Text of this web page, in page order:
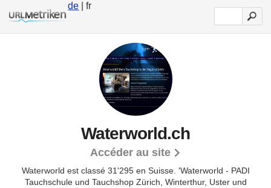
de | fr
Waterworld.ch
Accéder au site
Waterworld est classé 31'295 en Suisse. 'Waterworld - PADI
Tauchschule und Tauchshop Zürich, Winterthur, Uster und